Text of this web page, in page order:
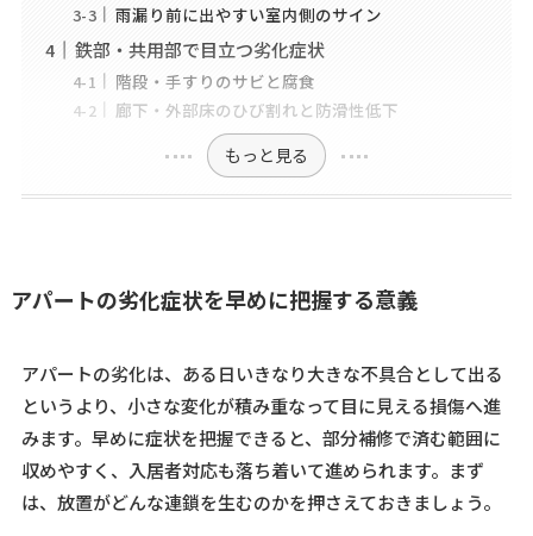
雨漏り前に出やすい室内側のサイン
鉄部・共用部で目立つ劣化症状
階段・手すりのサビと腐食
廊下・外部床のひび割れと防滑性低下
もっと見る
アパートの劣化症状を早めに把握する意義
アパートの劣化は、ある日いきなり大きな不具合として出る
というより、小さな変化が積み重なって目に見える損傷へ進
みます。早めに症状を把握できると、部分補修で済む範囲に
収めやすく、入居者対応も落ち着いて進められます。まず
は、放置がどんな連鎖を生むのかを押さえておきましょう。